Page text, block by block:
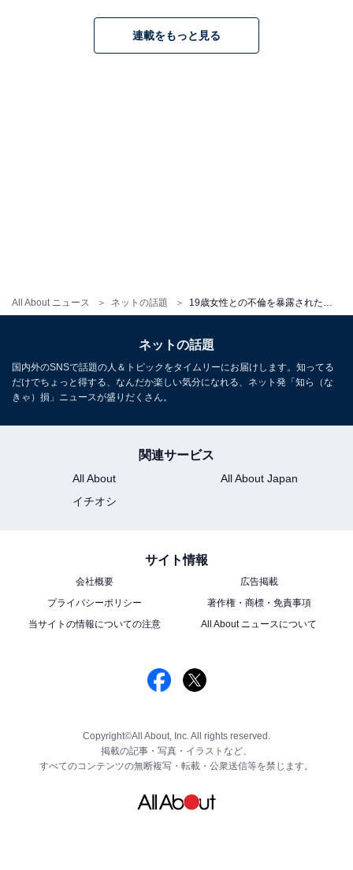
All About ニュース ネットの話題
連載をもっと見る
ネットの話題
国内外のSNSで話題の人＆トピックをタイムリーにお届けします。知ってる
だけでちょっと得する、なんだか楽しい気分になれる、ネット発「知ら（な
きゃ）損」ニュースが盛りだくさん。
関連サービス
All About
All About Japan
イチオシ
サイト情報
会社概要
広告掲載
プライバシーポリシー
著作権・商標・免責事項
当サイトの情報についての注意
All About ニュースについて
Copyright©All About, Inc. All rights reserved.
掲載の記事・写真・イラストなど、
すべてのコンテンツの無断複写・転載・公衆送信等を禁じます。